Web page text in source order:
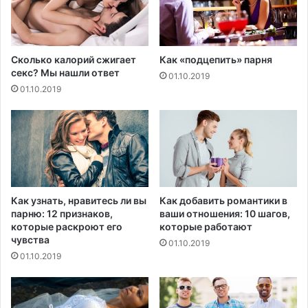
ы
а
и
й
в
к
ц
и
ы
о
т
и
В
И
г
Сколько калорий сжигает
секс? Мы нашли ответ
01.10.2019
Как «подцепить» парня
01.10.2019
Как узнать, нравитесь ли вы
парню: 12 признаков,
которые раскроют его
чувства
01.10.2019
Как добавить романтики в
ваши отношения: 10 шагов,
которые работают
01.10.2019